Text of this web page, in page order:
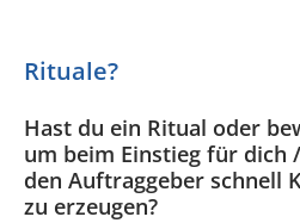
Rituale?
Hast du ein Ritual oder
um beim Einstieg für dich
den Auftraggeber schnell
zu erzeugen?